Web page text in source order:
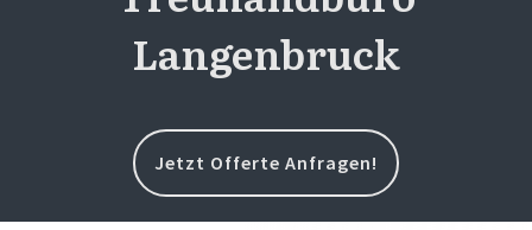
Langenbruck
Jetzt Offerte Anfragen!